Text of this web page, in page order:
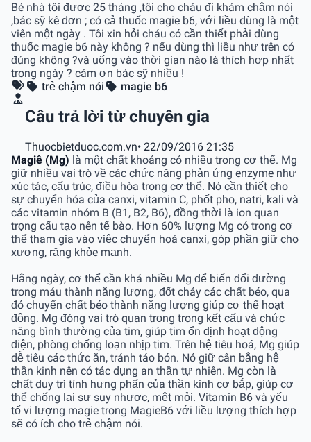
Bé nhà tôi được 25 tháng ,tôi cho cháu đi khám chậm nói
,bác sỹ kê đơn ; có cả thuốc magie b6, với liều dùng là một
viên một ngày . Tôi xin hỏi cháu có cần thiết phải dùng
thuốc magie b6 này không ? nếu dùng thì liều như trên có
đúng không ?và uống vào thời gian nào là thích hợp nhất
trong ngày ? cám ơn bác sỹ nhiều !
trẻ chậm nói
magie b6
Câu trả lời từ chuyên gia
Thuocbietduoc.com.vn• 22/09/2016 21:35
Magiê (Mg) là một chất khoáng có nhiều trong cơ thể. Mg
giữ nhiều vai trò về các chức năng phản ứng enzyme như
xúc tác, cấu trúc, điều hòa trong cơ thể. Nó cần thiết cho
sự chuyển hóa của canxi, vitamin C, phốt pho, natri, kali và
các vitamin nhóm B (B1, B2, B6), đồng thời là ion quan
trọng cấu tạo nên tế bào. Hơn 60% lượng Mg có trong cơ
thể tham gia vào việc chuyển hoá canxi, góp phần giữ cho
xương, răng khỏe mạnh.
Hằng ngày, cơ thể cần khá nhiều Mg để biến đổi đường
trong máu thành năng lượng, đốt cháy các chất béo, qua
đó chuyển chất béo thành năng lượng giúp cơ thể hoạt
động. Mg đóng vai trò quan trọng trong kết cấu và chức
năng bình thường của tim, giúp tim ổn định hoạt động
điện, phòng chống loạn nhịp tim. Trên hệ tiêu hoá, Mg giúp
dễ tiêu các thức ăn, tránh táo bón. Nó giữ cân bằng hệ
thần kinh nên có tác dụng an thần tự nhiên. Mg còn là
chất duy trì tính hưng phấn của thần kinh cơ bắp, giúp cơ
thể chống lại sự suy nhược, mệt mỏi. Vitamin B6 và yếu
tố vi lượng magie trong MagieB6 với liều lượng thích hợp
sẽ có ích cho trẻ chậm nói.